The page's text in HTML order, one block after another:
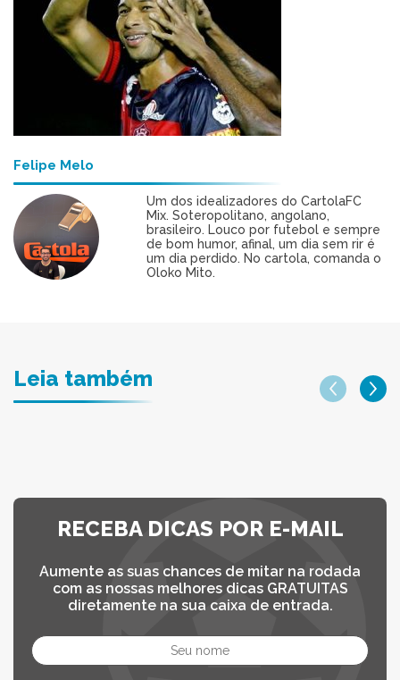
Felipe Melo
Um dos idealizadores do CartolaFC
Mix. Soteropolitano, angolano,
brasileiro. Louco por futebol e sempre
de bom humor, afinal, um dia sem rir é
um dia perdido. No cartola, comanda o
Oloko Mito.
Leia também
RECEBA DICAS POR E-MAIL
Aumente as suas chances de mitar na rodada
com as nossas melhores dicas GRATUITAS
diretamente na sua caixa de entrada.